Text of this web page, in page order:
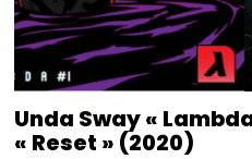
Unda Sway «
« Reset » (2020)